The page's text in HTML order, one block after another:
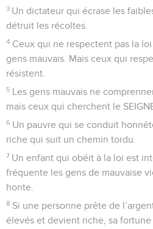
3 Un dictateur qui écrase les
détruit les récoltes.
4 Ceux qui ne respectent pas la
gens mauvais. Mais ceux qui
résistent.
5 Les gens mauvais ne
mais ceux qui cherchent le
6 Un pauvre qui se conduit
riche qui suit un chemin tordu.
7 Un enfant qui obéit à la loi est
fréquente les gens de mauvaise
honte.
8 Si une personne prête de
élevés et devient riche, sa fortune